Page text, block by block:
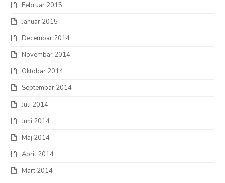
Februar 2015
Januar 2015
Decembar 2014
Novembar 2014
Oktobar 2014
Septembar 2014
Juli 2014
Juni 2014
Maj 2014
April 2014
Mart 2014